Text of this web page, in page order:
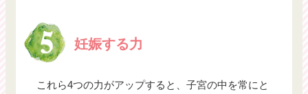
妊娠する力
これら4つの力がアップすると、子宮の中を常にと